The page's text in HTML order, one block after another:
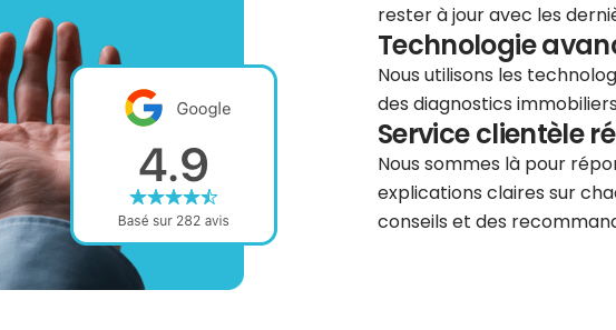
rester à jour avec les
Technologie
Nous utilisons les
des diagnostics
Service clientèle
Nous sommes là pour
explications claires sur
conseils et des